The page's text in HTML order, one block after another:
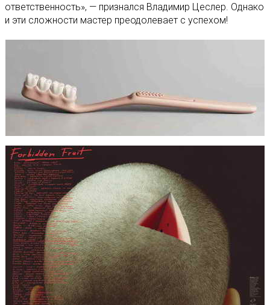
ответственность», — признался Владимир Цеслер. Однако
и эти сложности мастер преодолевает с успехом!